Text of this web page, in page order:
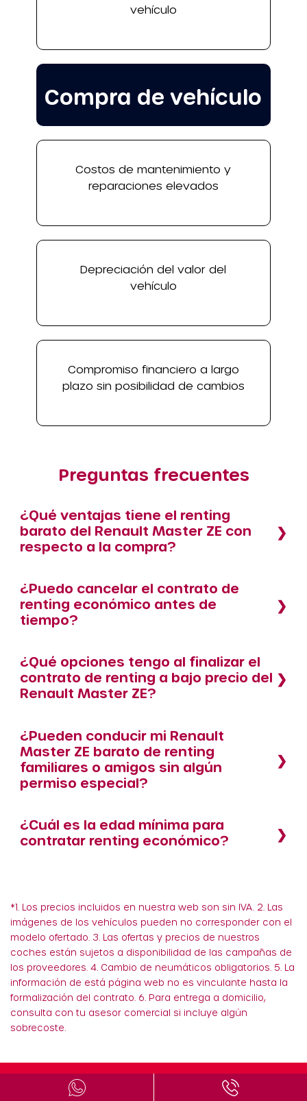
Compra de vehículo
Costos de mantenimiento y
reparaciones elevados
Depreciación del valor del
vehículo
vehículo
Compromiso financiero a largo
plazo sin posibilidad de cambios
Preguntas frecuentes
¿Qué ventajas tiene el renting
barato del Renault Master ZE con
respecto a la compra?
¿Puedo cancelar el contrato de
renting económico antes de
tiempo?
¿Qué opciones tengo al finalizar el
contrato de renting a bajo precio del
Renault Master ZE?
¿Pueden conducir mi Renault
Master ZE barato de renting
familiares o amigos sin algún
permiso especial?
¿Cuál es la edad mínima para
contratar renting económico?
*1. Los precios incluidos en nuestra web son sin IVA. 2. Las
imágenes de los vehículos pueden no corresponder con el
modelo ofertado. 3. Las ofertas y precios de nuestros
coches están sujetos a disponibilidad de las campañas de
los proveedores. 4. Cambio de neumáticos obligatorios. 5. La
información de está página web no es vinculante hasta la
formalización del contrato. 6. Para entrega a domicilio,
consulta con tu asesor comercial si incluye algún
sobrecoste.